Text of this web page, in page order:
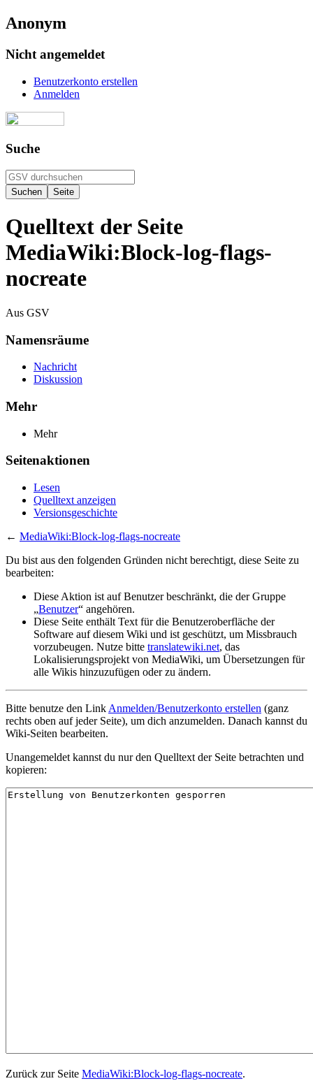
Anonym
Nicht angemeldet
Benutzerkonto erstellen
Anmelden
Suche
Quelltext der Seite
MediaWiki:Block-log-flags-
nocreate
Aus GSV
Namensräume
Nachricht
Diskussion
Mehr
Mehr
Seitenaktionen
Lesen
Quelltext anzeigen
Versionsgeschichte
← MediaWiki:Block-log-flags-nocreate
Du bist aus den folgenden Gründen nicht berechtigt, diese Seite zu
bearbeiten:
Diese Aktion ist auf Benutzer beschränkt, die der Gruppe
„Benutzer“ angehören.
Diese Seite enthält Text für die Benutzeroberfläche der
Software auf diesem Wiki und ist geschützt, um Missbrauch
vorzubeugen. Nutze bitte translatewiki.net, das
Lokalisierungsprojekt von MediaWiki, um Übersetzungen für
alle Wikis hinzuzufügen oder zu ändern.
Bitte benutze den Link Anmelden/Benutzerkonto erstellen (ganz
rechts oben auf jeder Seite), um dich anzumelden. Danach kannst du
Wiki-Seiten bearbeiten.
Unangemeldet kannst du nur den Quelltext der Seite betrachten und
kopieren:
Zurück zur Seite MediaWiki:Block-log-flags-nocreate.